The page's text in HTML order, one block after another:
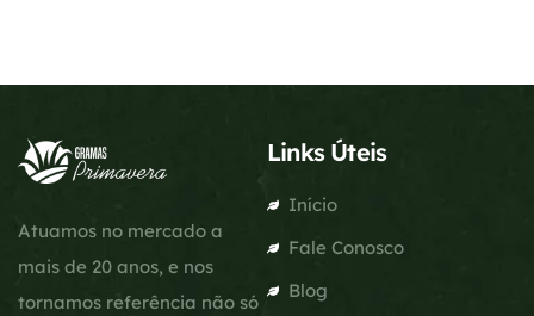
Atuamos no mercado a
mais de 20 anos, e nos
tornamos referência não só
Links Úteis
Início
Fale Conosco
Blog